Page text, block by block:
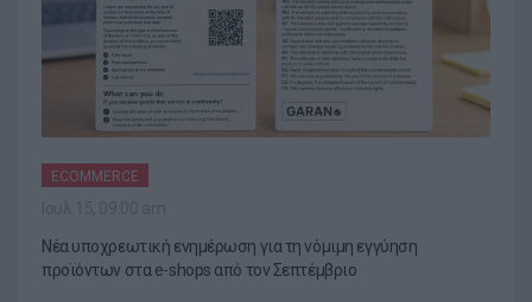
ECOMMERCE
Νέα υποχρεωτική ενημέρωση για τη νόμιμη εγγύηση
προϊόντων στα e-shops από τον Σεπτέμβριο